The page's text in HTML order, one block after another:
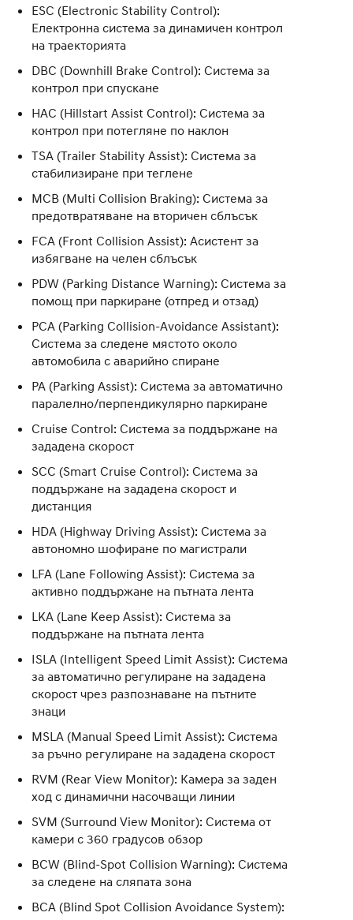
ESC (Electronic Stability Control):
Eлектронна система за динамичен контрол
на траекторията
DBC (Downhill Brake Control): Система за
контрол при спускане
HAC (Hillstart Assist Control): Система за
контрол при потегляне по наклон
TSA (Trailer Stability Assist): Система за
стабилизиране при теглене
MCB (Multi Collision Braking): Система за
предотвратяване на вторичен сблъсък
FCA (Front Collision Assist): Асистент за
избягване на челен сблъсък
PDW (Parking Distance Warning): Система за
помощ при паркиране (отпред и отзад)
PCA (Parking Collision-Avoidance Assistant):
Система за следене мястото около
автомобила с аварийно спиране
PA (Parking Assist): Система за автоматично
паралелно/перпендикулярно паркиране
Cruise Control: Система за поддържане на
зададена скорост
SCC (Smart Cruise Control): Система за
поддържане на зададена скорост и
дистанция
HDA (Highway Driving Assist): Система за
автономно шофиране по магистрали
LFA (Lane Following Assist): Система за
активно поддържане на пътната лента
LKA (Lane Keep Assist): Система за
поддържане на пътната лента
ISLA (Intelligent Speed Limit Assist): Система
за автоматично регулиране на зададена
скорост чрез разпознаване на пътните
знаци
MSLA (Manual Speed Limit Assist): Система
за ръчно регулиране на зададена скорост
RVM (Rear View Monitor): Камера за заден
ход с динамични насочващи линии
SVM (Surround View Monitor): Система от
камери с 360 градусов обзор
BCW (Blind-Spot Collision Warning): Система
за следене на сляпата зона
BCA (Blind Spot Collision Avoidance System):